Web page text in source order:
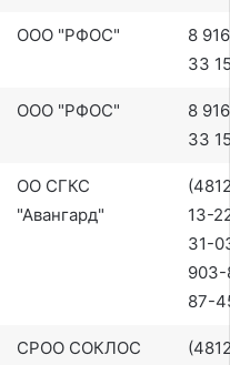
ООО "РФОС"
8
33
ООО "РФОС"
8
33
ОО СГКС
"Авангард"
13-
31-
87-
СРОО СОКЛОС